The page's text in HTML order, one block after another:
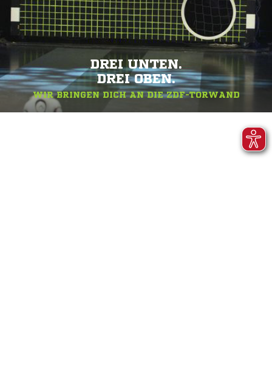
DREI UNTEN.
DREI OBEN.
WIR BRINGEN DICH AN DIE ZDF-TORWAND